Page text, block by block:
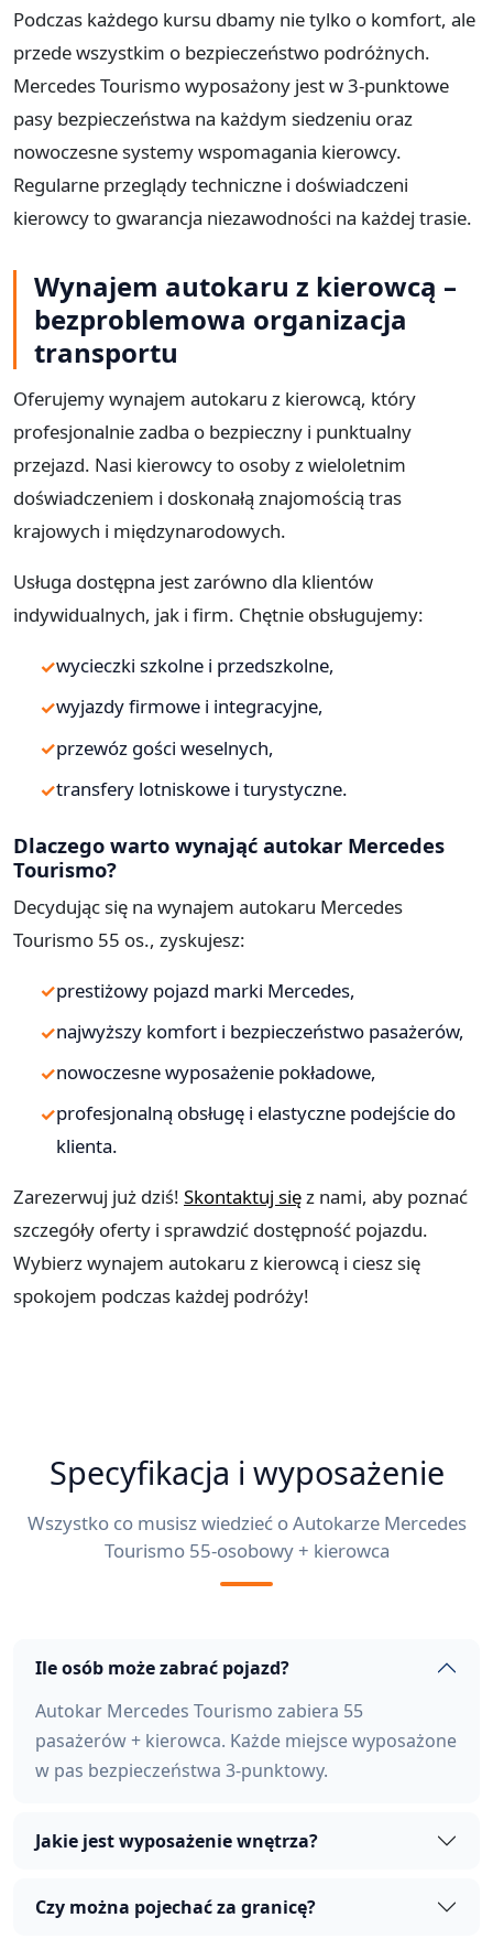
Podczas każdego kursu dbamy nie tylko o komfort, ale
przede wszystkim o bezpieczeństwo podróżnych.
Mercedes Tourismo wyposażony jest w 3-punktowe
pasy bezpieczeństwa na każdym siedzeniu oraz
nowoczesne systemy wspomagania kierowcy.
Regularne przeglądy techniczne i doświadczeni
kierowcy to gwarancja niezawodności na każdej trasie.
Wynajem autokaru z kierowcą –
bezproblemowa organizacja
transportu
Oferujemy wynajem autokaru z kierowcą, który
profesjonalnie zadba o bezpieczny i punktualny
przejazd. Nasi kierowcy to osoby z wieloletnim
doświadczeniem i doskonałą znajomością tras
krajowych i międzynarodowych.
Usługa dostępna jest zarówno dla klientów
indywidualnych, jak i firm. Chętnie obsługujemy:
wycieczki szkolne i przedszkolne,
wyjazdy firmowe i integracyjne,
przewóz gości weselnych,
transfery lotniskowe i turystyczne.
Dlaczego warto wynająć autokar Mercedes
Tourismo?
Decydując się na wynajem autokaru Mercedes
Tourismo 55 os., zyskujesz:
prestiżowy pojazd marki Mercedes,
najwyższy komfort i bezpieczeństwo pasażerów,
nowoczesne wyposażenie pokładowe,
profesjonalną obsługę i elastyczne podejście do
klienta.
Zarezerwuj już dziś! Skontaktuj sięz nami, aby poznać
szczegóły oferty i sprawdzić dostępność pojazdu.
Wybierz wynajem autokaru z kierowcą i ciesz się
spokojem podczas każdej podróży!
Specyfikacja i wyposażenie
Wszystko co musisz wiedzieć o Autokarze Mercedes
Tourismo 55-osobowy + kierowca
Ile osób może zabrać pojazd?
Autokar Mercedes Tourismo zabiera 55
pasażerów + kierowca. Każde miejsce wyposażone
w pas bezpieczeństwa 3-punktowy.
Jakie jest wyposażenie wnętrza?
Czy można pojechać za granicę?